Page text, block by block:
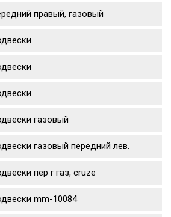
правый, газовый
газовый
газовый передний лев.
пер r газ, cruze
mm-10084